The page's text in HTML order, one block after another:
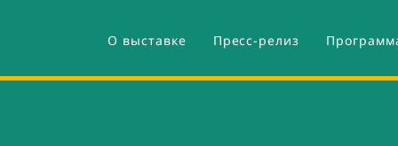
содержанию
ю
Основная
навигация
О выставке Пресс-релиз